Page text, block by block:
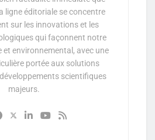
ligne éditoriale se concentre
sur les innovations et les
qui façonnent notre
environnemental, avec une
portée aux solutions
scientifiques
majeurs.